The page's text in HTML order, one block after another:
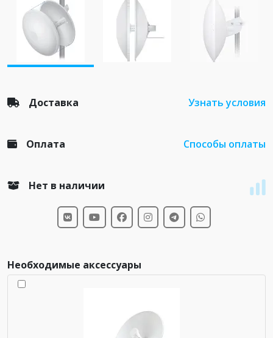
Доставка Узнать условия
Оплата Способы оплаты
Нет в наличии
Необходимые аксессуары